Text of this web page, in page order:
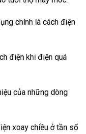
chính là cách điện
điện khi điện quá
của những dòng
xoay chiều ở tần số